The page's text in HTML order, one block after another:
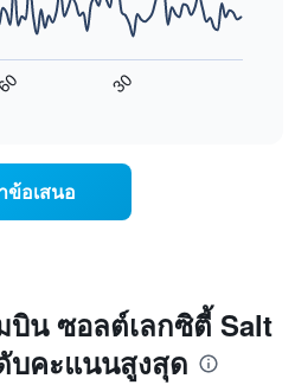
60 30
ข้อเสนอ
บิน ซอลต์เลกซิตี้ Salt
บคะแนนสูงสุด